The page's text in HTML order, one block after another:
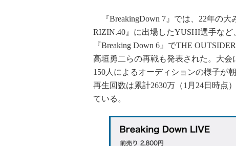
『BreakingDown 7』では、22年の大
RIZIN.40』に出場したYUSHI選手な
『Breaking Down 6』でTHE
高垣勇二らの再戦も発表された。大会
150人によるオーディションの様子が
再生回数は累計2630万（1月24日時点
ている。